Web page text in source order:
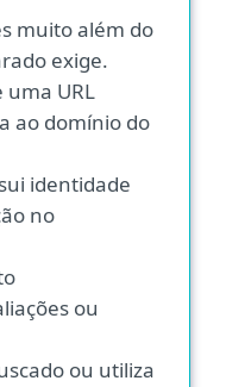
muito além do
exige.
uma URL
ao domínio do
identidade
no
ou
ou utiliza